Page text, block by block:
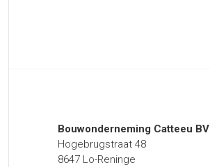
Bouwonderneming Catteeu BV
Hogebrugstraat 48
8647 Lo-Reninge